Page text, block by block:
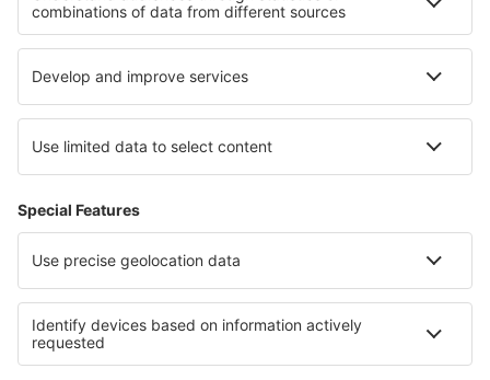
Podpora a kontakt
Země
Mezinárodní web-stránky
eSky.eu eSky.com eDestinos.com